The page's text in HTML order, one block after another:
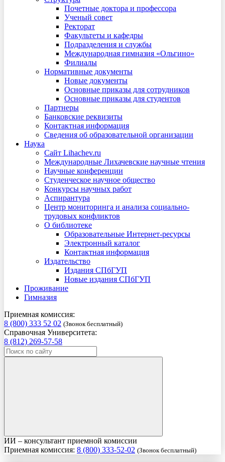
Почетные доктора и профессора
Ученый совет
Ректорат
Факультеты и кафедры
Подразделения и службы
Международная гимназия «Ольгино»
Филиалы
Нормативные документы
Новые документы
Основные приказы для сотрудников
Основные приказы для студентов
Партнеры
Банковские реквизиты
Контактная информация
Сведения об образовательной организации
Наука
Сайт Lihachev.ru
Международные Лихачевские научные чтения
Научные конференции
Студенческое научное общество
Конкурсы научных работ
Аспирантура
Центр мониторинга и анализа социально-
трудовых конфликтов
О библиотеке
Образовательные Интернет-ресурсы
Электронный каталог
Контактная информация
Издательство
Издания СПбГУП
Новые издания СПбГУП
Проживание
Гимназия
Приемная комиссия:
8 (800) 333 52 02 (Звонок бесплатный)
Справочная Университета:
8 (812) 269-57-58
ИИ – консультант приемной комиссии
Приемная комиссия: 8 (800) 333-52-02 (Звонок бесплатный)